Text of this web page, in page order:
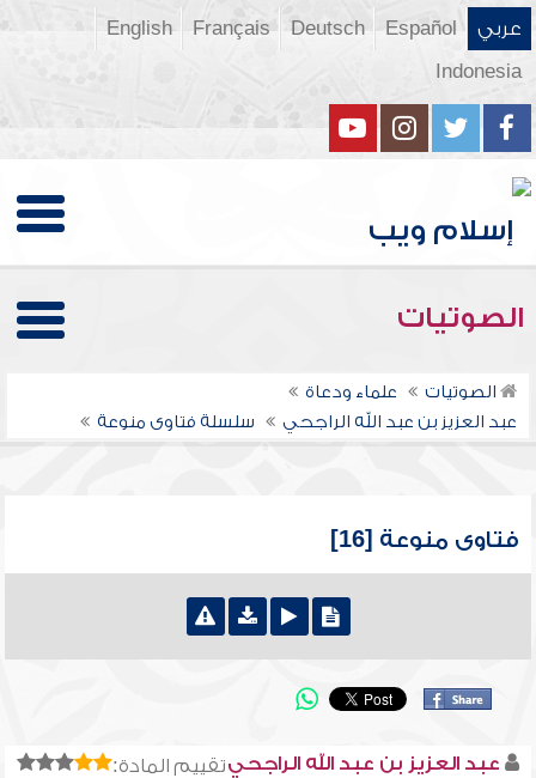
عربي Español
Deutsch
Français
English
Indonesia
الصوتيات
الصوتيات
علماء ودعاة
عبد العزيز بن عبد الله الراجحي
سلسلة فتاوى منوعة
فتاوى منوعة [16]
تقييم المادة:عبد العزيز بن عبد الله الراجحي